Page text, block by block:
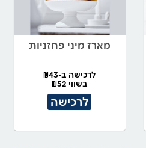
מארז מיני פחזניות
לרכישה ב-₪43
בשווי ₪52
לרכישה